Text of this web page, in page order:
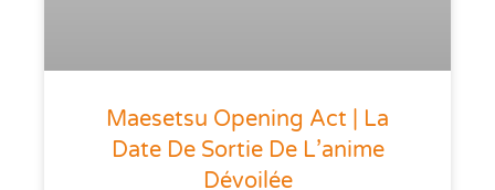
Maesetsu Opening Act | La
Date De Sortie De L’anime
Dévoilée